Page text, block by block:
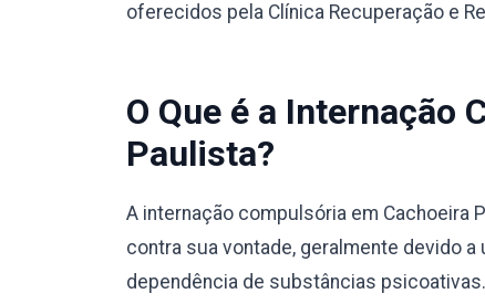
oferecidos pela Clínica Recuperação e
O Que é a Internação
Paulista?
A internação compulsória em Cachoeira
contra sua vontade, geralmente devido
dependência de substâncias